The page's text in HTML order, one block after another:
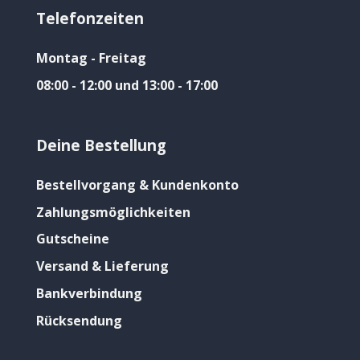
Telefonzeiten
Montag - Freitag
08:00 - 12:00 und 13:00 - 17:00
Deine Bestellung
Bestellvorgang & Kundenkonto
Zahlungsmöglichkeiten
Gutscheine
Versand & Lieferung
Bankverbindung
Rücksendung